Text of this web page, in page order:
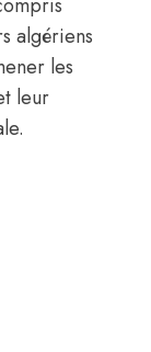
algériens
les
leur